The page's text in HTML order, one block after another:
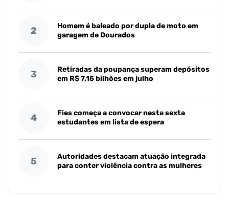
2
Homem é baleado por dupla de moto em
garagem de Dourados
3
Retiradas da poupança superam depósitos
em R$ 7,15 bilhões em julho
4
Fies começa a convocar nesta sexta
estudantes em lista de espera
5
Autoridades destacam atuação integrada
para conter violência contra as mulheres